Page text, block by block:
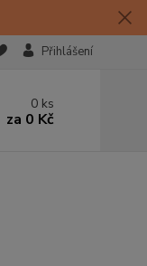
Přihlášení
0 ks
za 0 Kč